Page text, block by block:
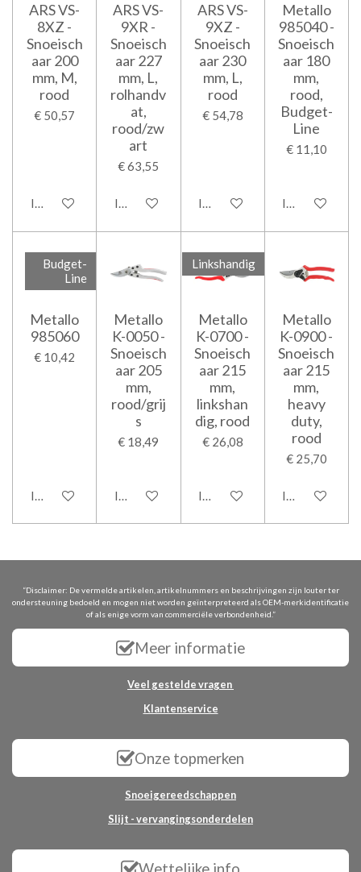
ARS VS-
8XZ -
Snoeisch
aar 200
mm, M,
rood
€ 50,57
In winkelwagen
ARS VS-
9XR -
Snoeisch
aar 227
mm, L,
rolhandv
at,
rood/zw
art
€ 63,55
In winkelwagen
ARS VS-
9XZ -
Snoeisch
aar 230
mm, L,
rood
€ 54,78
In winkelwagen
Metallo
985040 -
Snoeisch
aar 180
mm,
rood,
Budget-
Line
€ 11,10
In
Budget-
Line
Metallo
985060
€ 10,42
In winkelwagen
Metallo
K-0050 -
Snoeisch
aar 205
mm,
rood/grij
s
€ 18,49
In winkelwagen
Linkshandig
Metallo
K-0700 -
Snoeisch
aar 215
mm,
linkshan
dig, rood
€ 26,08
In winkelwagen
Metallo
K-0900 -
Snoeisch
aar 215
mm,
heavy
duty,
rood
€ 25,70
In
“Disclaimer: De vermelde artikelen, artikelnummers en beschrijvingen zijn louter ter
ondersteuning bedoeld en mogen niet worden geïnterpreteerd als OEM-merkidentificatie
of als enige vorm van commerciële verbondenheid.”
Meer informatie
Veel gestelde vragen
Klantenservice
Onze topmerken
Snoeigereedschappen
Slijt - vervangingsonderdelen
Wettelijke info